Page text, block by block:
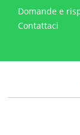
Domande e
Contattaci